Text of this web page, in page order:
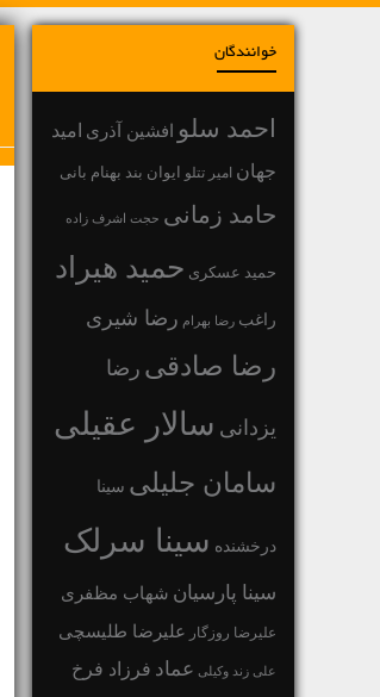
خوانندگان
احمد سلو افشین آذری امید
جهان امیر تتلو ایوان بند بهنام بانی
حامد زمانی حجت اشرف زاده
حمید عسکری حمید هیراد
راغب رضا بهرام رضا شیری
رضا صادقی رضا
یزدانی سالار عقیلی
سامان جلیلی سینا
درخشنده سینا سرلک
سینا پارسیان شهاب مظفری
علیرضا روزگار علیرضا طلیسچی
علی زند وکیلی عماد فرزاد فرخ